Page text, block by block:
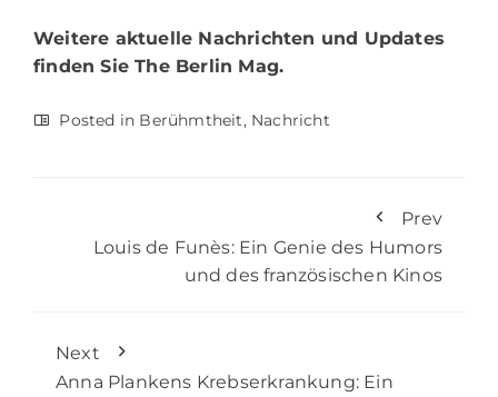
Weitere aktuelle Nachrichten und Updates
finden SieThe Berlin Mag.
Posted in Berühmtheit, Nachricht
Prev
Louis de Funès: Ein Genie des Humors
und des französischen Kinos
Next
Anna Plankens Krebserkrankung: Ein